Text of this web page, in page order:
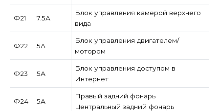
Ф21 7.5А
Блок управления камерой верхнего
вида
Ф22 5А
Блок управления двигателем/
мотором
Ф23 5А
Блок управления доступом в
Интернет
Ф24 5А
Правый задний фонарь
Центральный задний фонарь